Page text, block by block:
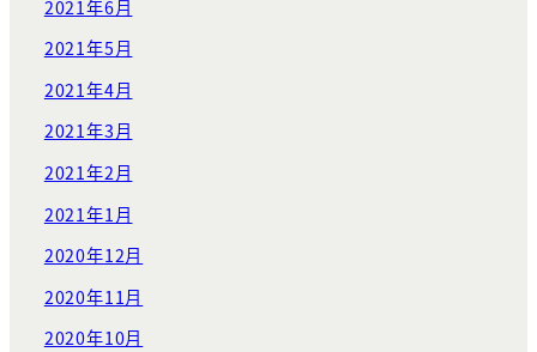
2021年6月
2021年5月
2021年4月
2021年3月
2021年2月
2021年1月
2020年12月
2020年11月
2020年10月